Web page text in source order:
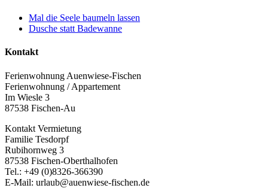
Mal die Seele baumeln lassen
Dusche statt Badewanne
Kontakt
Ferienwohnung Auenwiese-Fischen
Ferienwohnung / Appartement
Im Wiesle 3
87538 Fischen-Au
Kontakt Vermietung
Familie Tesdorpf
Rubihornweg 3
87538 Fischen-Oberthalhofen
Tel.: +49 (0)8326-366390
E-Mail: urlaub@auenwiese-fischen.de